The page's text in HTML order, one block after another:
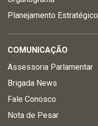
Planejamento Estratégico
COMUNICAÇÃO
Assessoria Parlamentar
Brigada News
Fale Conosco
Nota de Pesar